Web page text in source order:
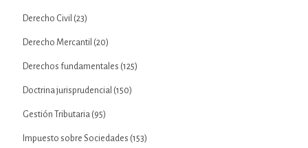
Derecho Civil (23)
Derecho Mercantil (20)
Derechos fundamentales (125)
Doctrina jurisprudencial (150)
Gestión Tributaria (95)
Impuesto sobre Sociedades (153)